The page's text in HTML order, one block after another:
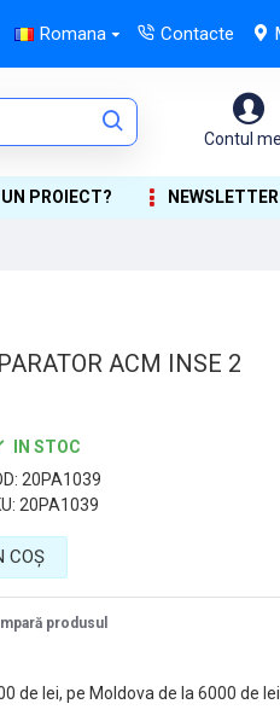
Romana Contacte
Contul
PROIECT? NEWSLETTER
ACM INSE 2
IN STOC
20PA1039
20PA1039
COŞ
produsul
de lei, pe Moldova de la 6000 de lei